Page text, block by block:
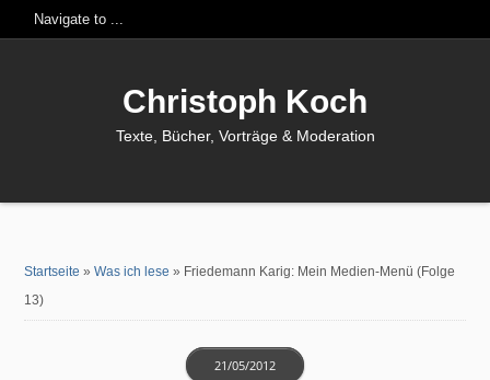
Christoph Koch
Texte, Bücher, Vorträge & Moderation
Startseite »Was ich lese » Friedemann Karig: Mein Medien-Menü (Folge
13)
21/05/2012